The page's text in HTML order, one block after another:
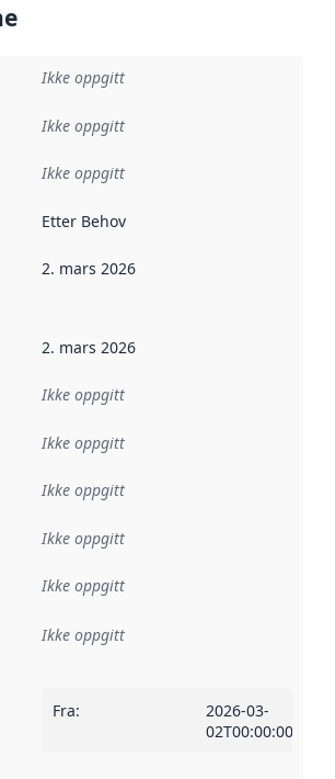
Ikke oppgitt
:
Ikke oppgitt
Ikke oppgitt
:
Etter Behov
datoen sier når dataene i dette
2. mars 2026
2. mars 2026
Ikke oppgitt
Ikke oppgitt
Ikke oppgitt
Ikke oppgitt
Ikke oppgitt
:
Ikke oppgitt
Fra:
2026-03-
02T00:00:00Z